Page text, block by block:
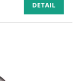
DETAIL